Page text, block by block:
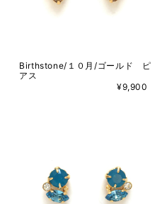
Birthstone/１０月/ゴールド ピ
アス
¥9,900